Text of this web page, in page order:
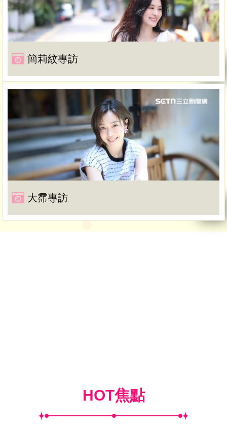
簡莉紋專訪
大霈專訪
HOT焦點